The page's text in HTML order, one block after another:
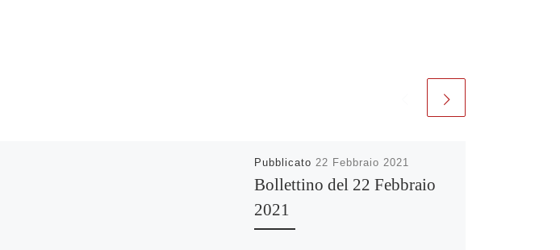
Pubblicato 22 Febbraio 2021
Bollettino del 22 Febbraio
2021